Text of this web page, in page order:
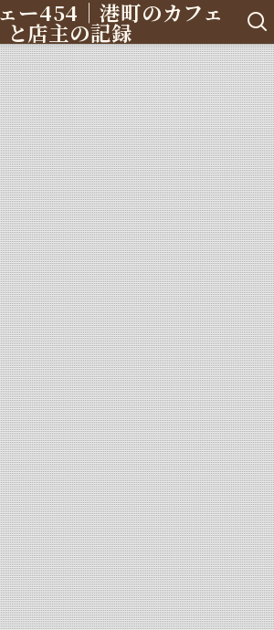
ー454｜港町のカフェ
と店主の記録